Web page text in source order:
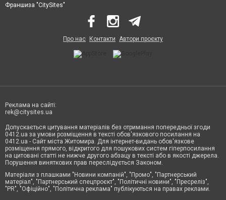
Франшиза "CitySites"
Про нас Контакти Автори проєкту
Реклама на сайті:
rek@citysites.ua
Допускається цитування матеріалів без отримання попередньої згоди
0412.ua за умови розміщення в тексті обов'язкового посилання на
0412.ua - Сайт міста Житомира. Для інтернет-видань обов'язкове
розміщення прямого, відкритого для пошукових систем гіперпосилання
на цитовані статті не нижче другого абзацу в тексті або в якості джерела.
Порушення виняткових прав переслідується Законом.
Матеріали з плашками "Новини компаній", "Промо", "Партнерський
матеріал", "Партнерський спецпроєкт", "Політичні новини", "Пресреліз",
"PR", "Офіційно", "Політична реклама" публікуються на правах реклами.